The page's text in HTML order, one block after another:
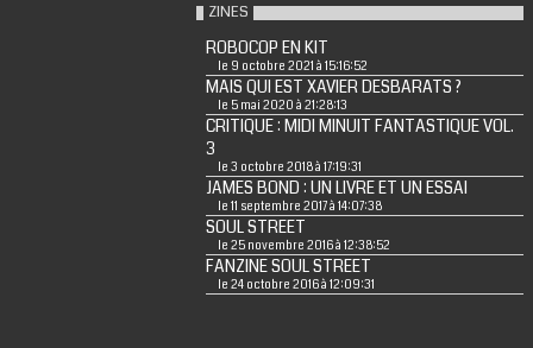
ZINES
ROBOCOP EN KIT
le 9 octobre 2021 à 15:16:52
MAIS QUI EST XAVIER DESBARATS ?
le 5 mai 2020 à 21:28:13
CRITIQUE : MIDI MINUIT FANTASTIQUE VOL.
3
le 3 octobre 2018 à 17:19:31
JAMES BOND : UN LIVRE ET UN ESSAI
le 11 septembre 2017 à 14:07:38
SOUL STREET
le 25 novembre 2016 à 12:38:52
FANZINE SOUL STREET
le 24 octobre 2016 à 12:09:31